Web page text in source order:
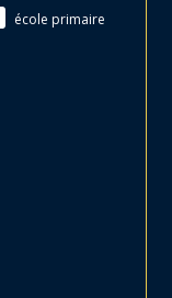
école primaire